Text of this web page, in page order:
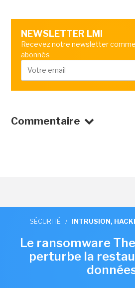
NEWSLETTER LMI
Recevez notre newsletter
abonnés
Commentaire
SÉCURITÉ / INTRUSION,
Le ransomware
perturbe la